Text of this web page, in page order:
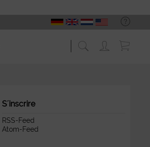
S´inscrire
RSS-Feed
Atom-Feed